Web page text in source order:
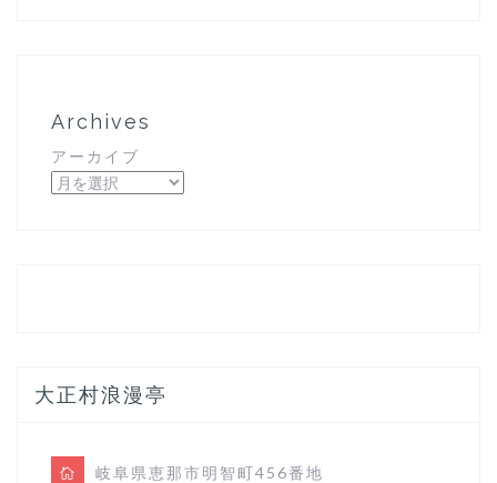
Archives
アーカイブ
大正村浪漫亭
岐阜県恵那市明智町456番地